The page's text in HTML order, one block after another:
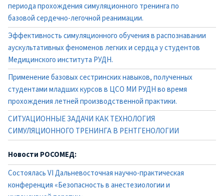
периода прохождения симуляционного тренинга по
базовой сердечно-легочной реанимации.
Эффективность симуляционного обучения в распознавании
аускультативных феноменов легких и сердца у студентов
Медицинского института РУДН.
Применение базовых сестринских навыков, полученных
студентами младших курсов в ЦСО МИ РУДН во время
прохождения летней производственной практики.
СИТУАЦИОННЫЕ ЗАДАЧИ КАК ТЕХНОЛОГИЯ
СИМУЛЯЦИОННОГО ТРЕНИНГА В РЕНТГЕНОЛОГИИ
Новости РОСОМЕД:
Состоялась VI Дальневосточная научно-практическая
конференция «Безопасность в анестезиологии и